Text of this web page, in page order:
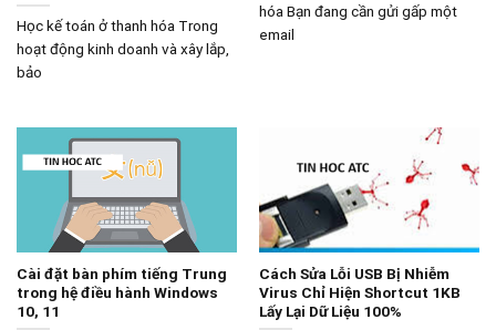
Học kế toán ở thanh hóa Trong
hoạt động kinh doanh và xây lắp,
bảo
hóa Bạn đang cần gửi gấp một
email
Cài đặt bàn phím tiếng Trung
trong hệ điều hành Windows
10, 11
Cách Sửa Lỗi USB Bị Nhiễm
Virus Chỉ Hiện Shortcut 1KB
Lấy Lại Dữ Liệu 100%